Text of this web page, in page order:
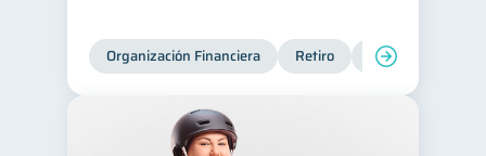
Organización Financiera Retiro Cuenta